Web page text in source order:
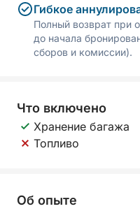
Гибкое
Полный возврат при
до начала
сборов и комиссии).
Что включено
Хранение багажа
Топливо
Об опыте